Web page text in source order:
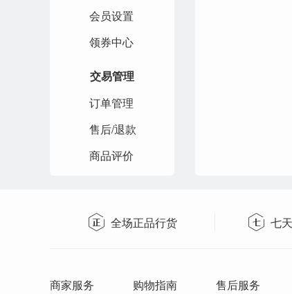
会员设置
领券中心
交易管理
订单管理
售后/退款
商品评价
全场正品行货 七
商家服务 购物指南 售后服务